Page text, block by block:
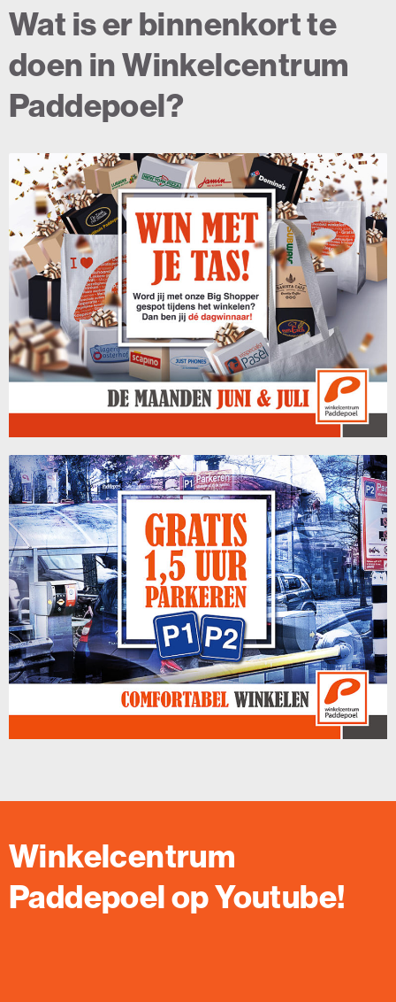
Wat is er binnenkort te
doen in Winkelcentrum
Paddepoel?
Winkelcentrum
Paddepoel op Youtube!